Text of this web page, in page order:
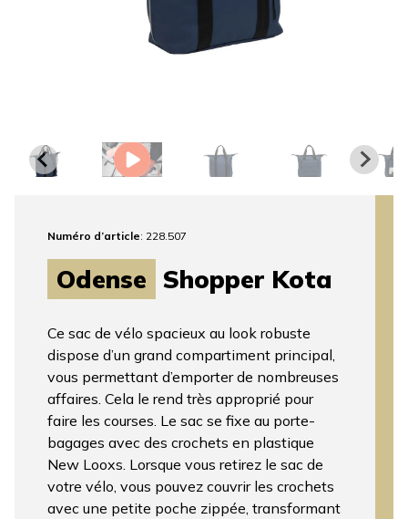
Numéro d’article: 228.507
Odense Shopper Kota
Ce sac de vélo spacieux au look robuste
dispose d’un grand compartiment principal,
vous permettant d’emporter de nombreuses
affaires. Cela le rend très approprié pour
faire les courses. Le sac se fixe au porte-
bagages avec des crochets en plastique
New Looxs. Lorsque vous retirez le sac de
votre vélo, vous pouvez couvrir les crochets
avec une petite poche zippée, transformant